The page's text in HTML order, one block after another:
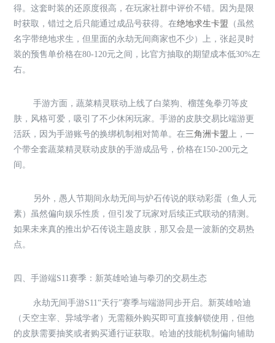
得。这套时装的还原度很高，在玩家社群中评价不错。因为是限
时获取，错过之后只能通过成品号获得。在绝地求生卡盟 （虽然
名字带绝地求生，但里面的永劫无间商家也不少）上，张起灵时
装的预售单价格在80-120元之间，比官方抽取的期望成本低30%左
右。
手游方面，蔬菜精灵联动上线了白菜狗、榴莲兔拳刃等皮
肤，风格可爱，吸引了不少休闲玩家。手游的皮肤交易比端游更
活跃，因为手游账号的换绑机制相对简单。在三角洲卡盟上，一
个带全套蔬菜精灵联动皮肤的手游成品号，价格在150-200元之
间。
另外，愚人节期间永劫无间与炉石传说的联动彩蛋（鱼人元
素）虽然偏向娱乐性质，但引发了玩家对后续正式联动的猜测。
如果未来真的推出炉石传说主题皮肤，那又会是一波新的交易热
点。
四、手游端S11赛季：新英雄哈迪与拳刃的交易生态
永劫无间手游S11“天行”赛季与端游同步开启。新英雄哈迪
（天空主宰、异域学者）无需额外购买即可直接解锁使用，但他
的皮肤需要抽奖或者购买通行证获取。哈迪的技能机制偏向辅助